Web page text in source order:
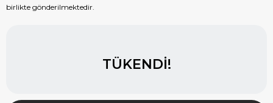
birlikte gönderilmektedir.
TÜKENDI!